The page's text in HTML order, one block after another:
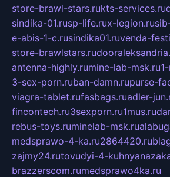
store-brawl-stars.rukts-services.ru
sindika-01.rusp-life.rux-legion.ru
e-abis-1-c.rusindika01.ruvenda-
store-brawlstars.ru
antenna-highly.rumine-lab-msk.ru
3-sex-porn.ruban-damn.rupurse-
viagra-tablet.rufasbags.ruadler-
fincontech.ru3sexporn.ru1mus.ru
rebus-toys.ruminelab-msk.ru
medsprawo-4-ka.ru2864420.ru
zajmy24.rutovudyi-4-
brazzerscom.rumedsprawo4ka.ru